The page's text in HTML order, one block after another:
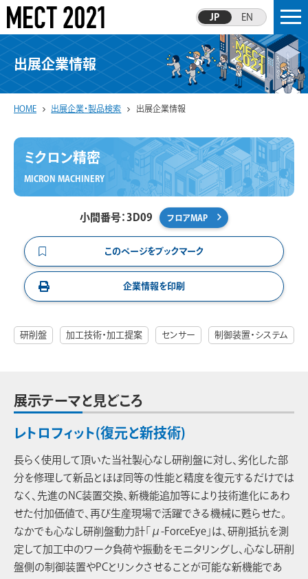
JP EN
出展企業情報
HOME 出展企業・製品検索 出展企業情報
ミクロン精密
MICRON MACHINERY
小間番号：3D09 フロアMAP
このページをブックマーク
企業情報を印刷
研削盤 加工技術・加工提案 センサー 制御装置・システム
展示テーマと見どころ
レトロフィット(復元と新技術)
長らく使用して頂いた当社製心なし研削盤に対し、劣化した部
分を修理して新品とほぼ同等の性能と精度を復元するだけでは
なく、先進のNC装置交換、新機能追加等により技術進化にあわ
せた付加価値で、再び生産現場で活躍できる機械に甦らせた。
なかでも心なし研削盤動力計「μ-ForceEye」は、研削抵抗を測
定して加工中のワーク負荷や振動をモニタリングし、心なし研削
盤側の制御装置やPCとリンクさせることが可能な新機能であ